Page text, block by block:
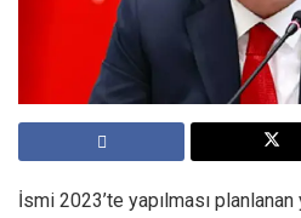
İsmi 2023’te yapılması